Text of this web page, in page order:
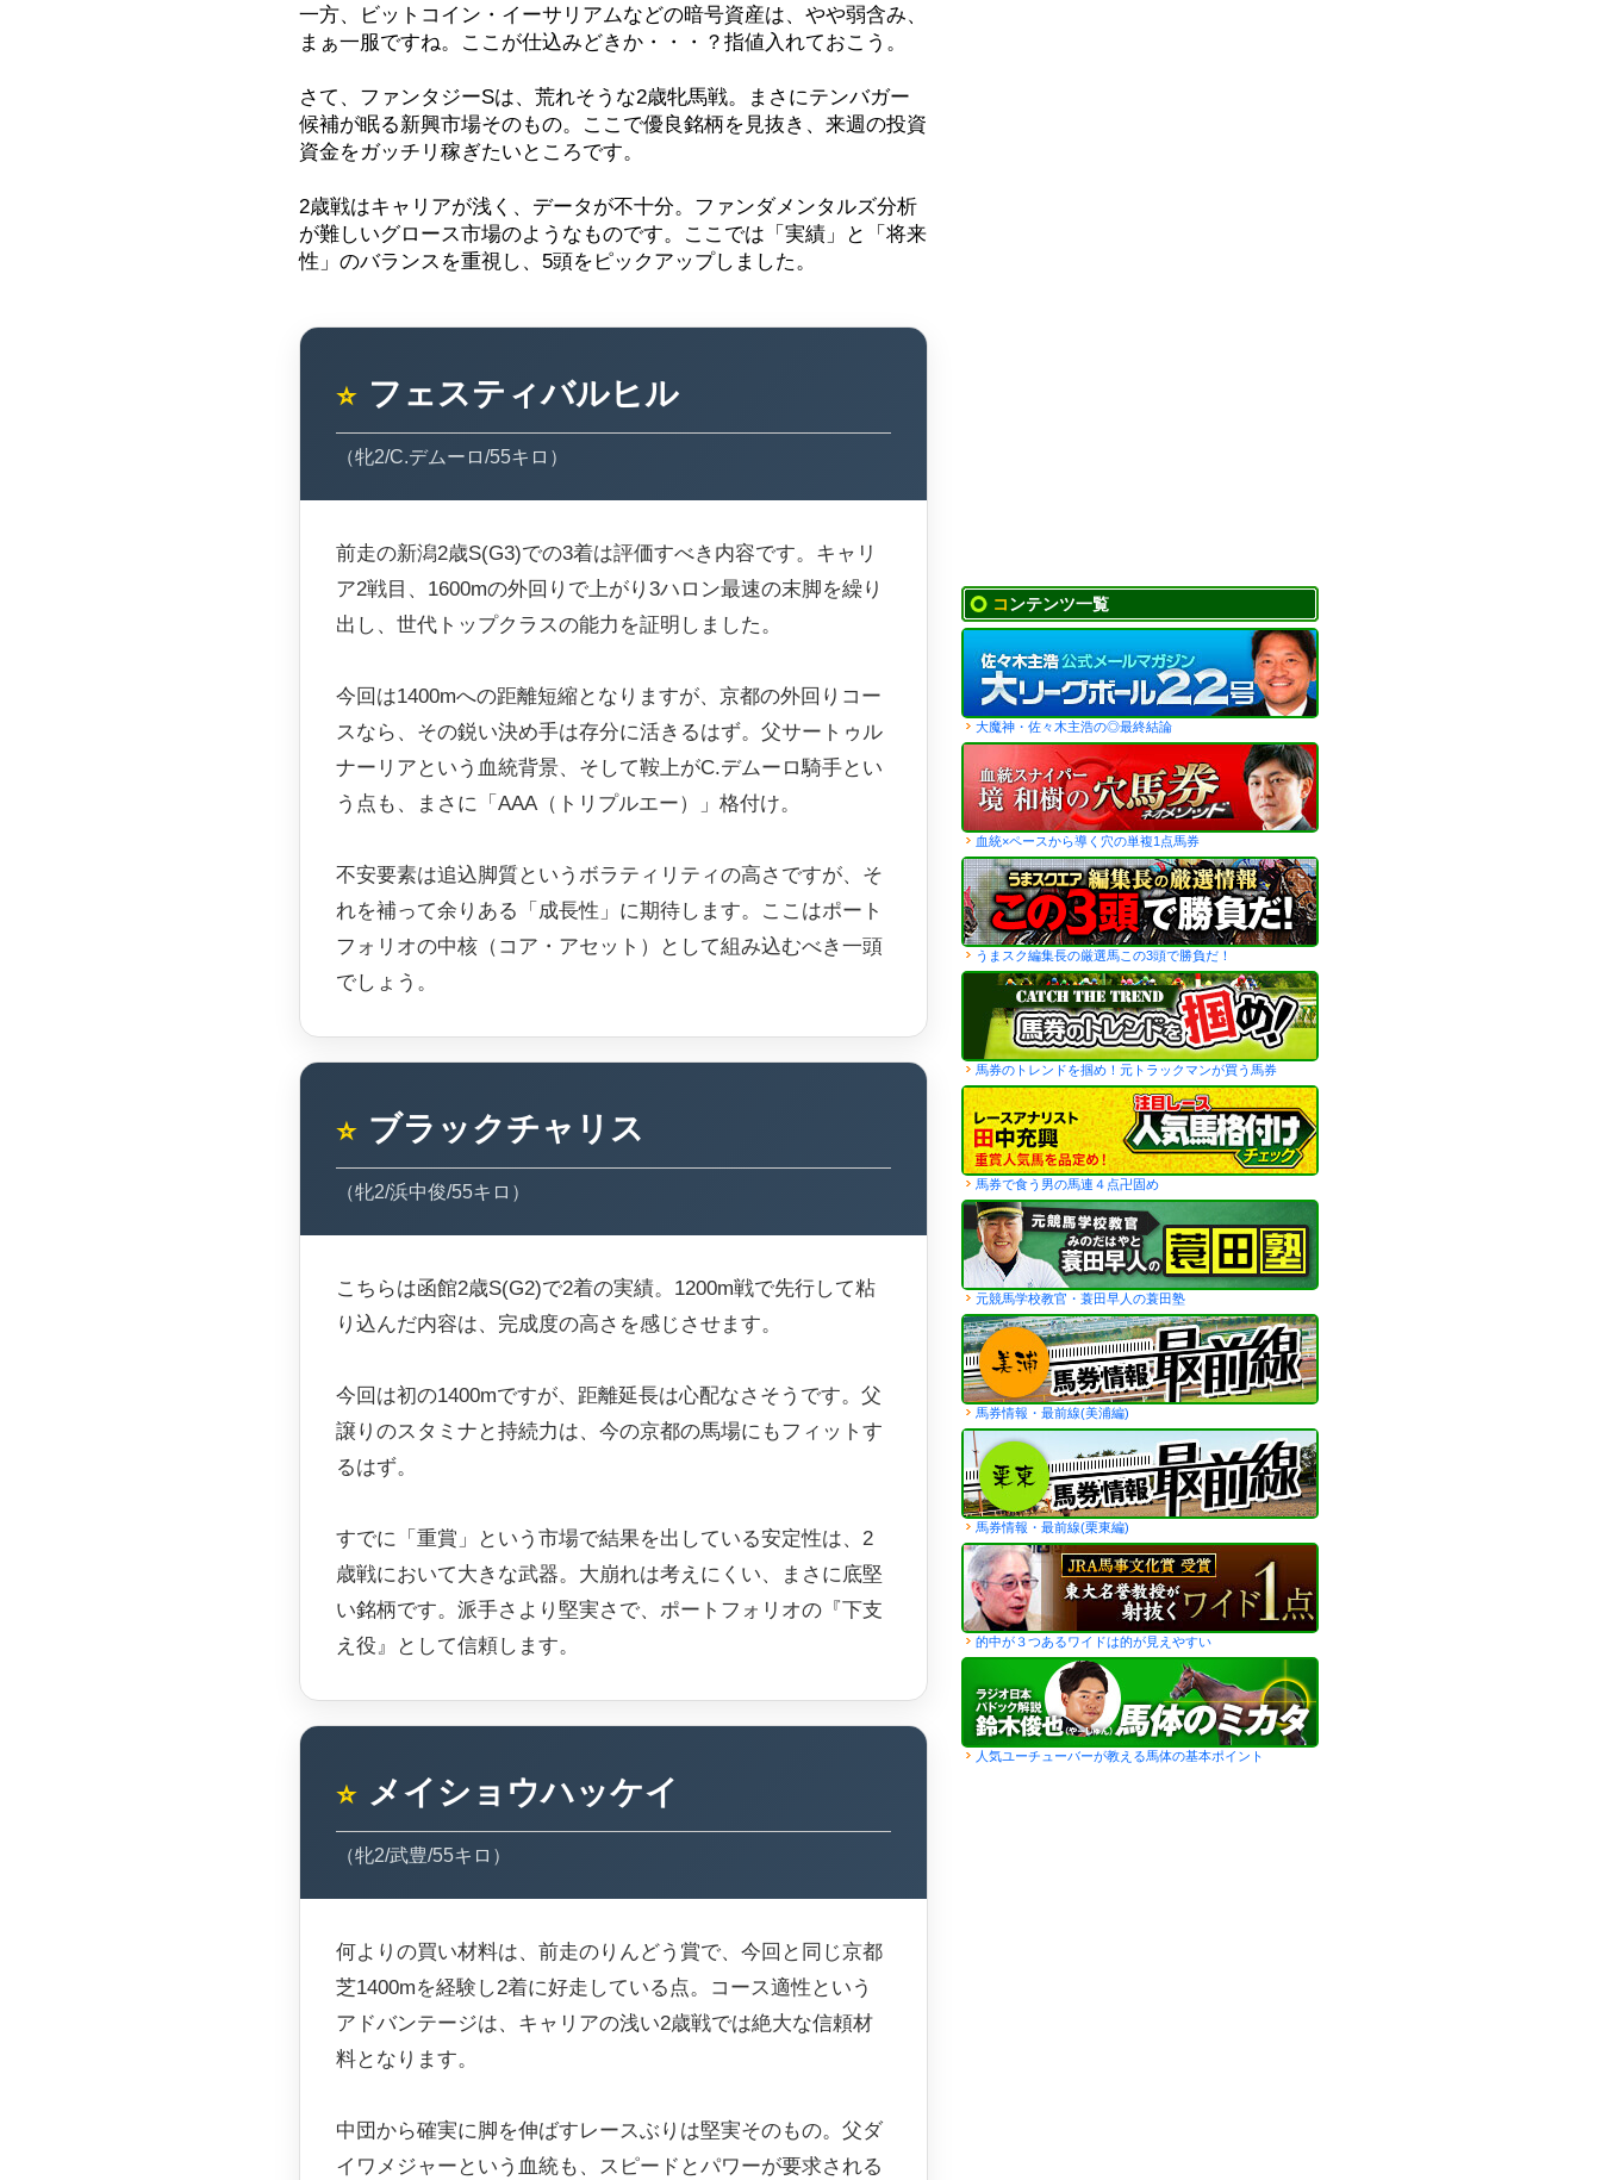
一方、ビットコイン・イーサリアムなどの暗号資産は、やや弱含み、
まぁ一服ですね。ここが仕込みどきか・・・？指値入れておこう。
さて、ファンタジーSは、荒れそうな2歳牝馬戦。まさにテンバガー
候補が眠る新興市場そのもの。ここで優良銘柄を見抜き、来週の投資
資金をガッチリ稼ぎたいところです。
2歳戦はキャリアが浅く、データが不十分。ファンダメンタルズ分析
が難しいグロース市場のようなものです。ここでは「実績」と「将来
性」のバランスを重視し、5頭をピックアップしました。
⭐ フェスティバルヒル
（牝2/C.デムーロ/55キロ）
前走の新潟2歳S(G3)での3着は評価すべき内容です。キャリ
ア2戦目、1600mの外回りで上がり3ハロン最速の末脚を繰り
出し、世代トップクラスの能力を証明しました。
今回は1400mへの距離短縮となりますが、京都の外回りコー
スなら、その鋭い決め手は存分に活きるはず。父サートゥル
ナーリアという血統背景、そして鞍上がC.デムーロ騎手とい
う点も、まさに「AAA（トリプルエー）」格付け。
不安要素は追込脚質というボラティリティの高さですが、そ
れを補って余りある「成長性」に期待します。ここはポート
フォリオの中核（コア・アセット）として組み込むべき一頭
でしょう。
⭐ ブラックチャリス
（牝2/浜中俊/55キロ）
こちらは函館2歳S(G2)で2着の実績。1200m戦で先行して粘
り込んだ内容は、完成度の高さを感じさせます。
今回は初の1400mですが、距離延長は心配なさそうです。父
譲りのスタミナと持続力は、今の京都の馬場にもフィットす
るはず。
すでに「重賞」という市場で結果を出している安定性は、2
歳戦において大きな武器。大崩れは考えにくい、まさに底堅
い銘柄です。派手さより堅実さで、ポートフォリオの『下支
え役』として信頼します。
⭐ メイショウハッケイ
（牝2/武豊/55キロ）
何よりの買い材料は、前走のりんどう賞で、今回と同じ京都
芝1400mを経験し2着に好走している点。コース適性という
アドバンテージは、キャリアの浅い2歳戦では絶大な信頼材
料となります。
中団から確実に脚を伸ばすレースぶりは堅実そのもの。父ダ
イワメジャーという血統も、スピードとパワーが要求される
コンテンツ一覧
大魔神・佐々木主浩の◎最終結論
血統×ペースから導く穴の単複1点馬券
うまスク編集長の厳選馬この3頭で勝負だ！
馬券のトレンドを掴め！元トラックマンが買う馬券
馬券で食う男の馬連４点卍固め
元競馬学校教官・蓑田早人の蓑田塾
馬券情報・最前線(美浦編)
馬券情報・最前線(栗東編)
的中が３つあるワイドは的が見えやすい
人気ユーチューバーが教える馬体の基本ポイント